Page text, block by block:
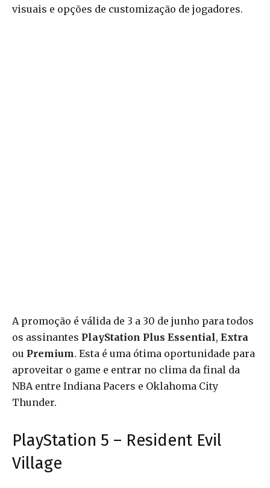
visuais e opções de customização de jogadores.
A promoção é válida de 3 a 30 de junho para todos
os assinantes PlayStation Plus Essential, Extra
ou Premium. Esta é uma ótima oportunidade para
aproveitar o game e entrar no clima da final da
NBA entre Indiana Pacers e Oklahoma City
Thunder.
PlayStation 5 – Resident Evil
Village